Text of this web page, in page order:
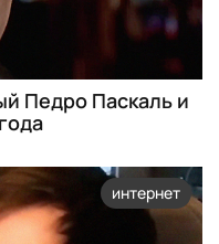
Педро Паскаль и
интернет